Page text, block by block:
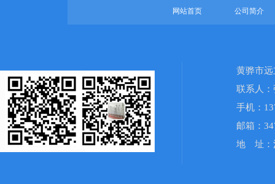
网站首页 公司简介
黄骅市
联系人
手机：
邮箱：
地 址：